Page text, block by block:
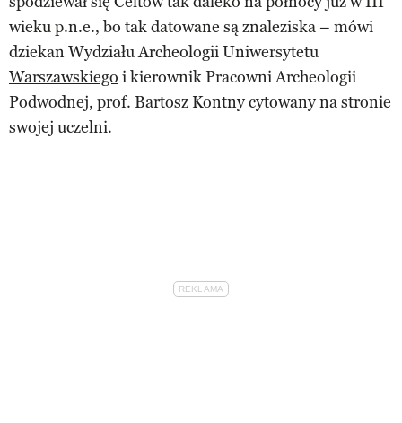
wieku p.n.e., bo tak datowane są znaleziska – mówi
dziekan Wydziału Archeologii Uniwersytetu
Warszawskiego i kierownik Pracowni Archeologii
Podwodnej, prof. Bartosz Kontny cytowany na stronie
swojej uczelni.